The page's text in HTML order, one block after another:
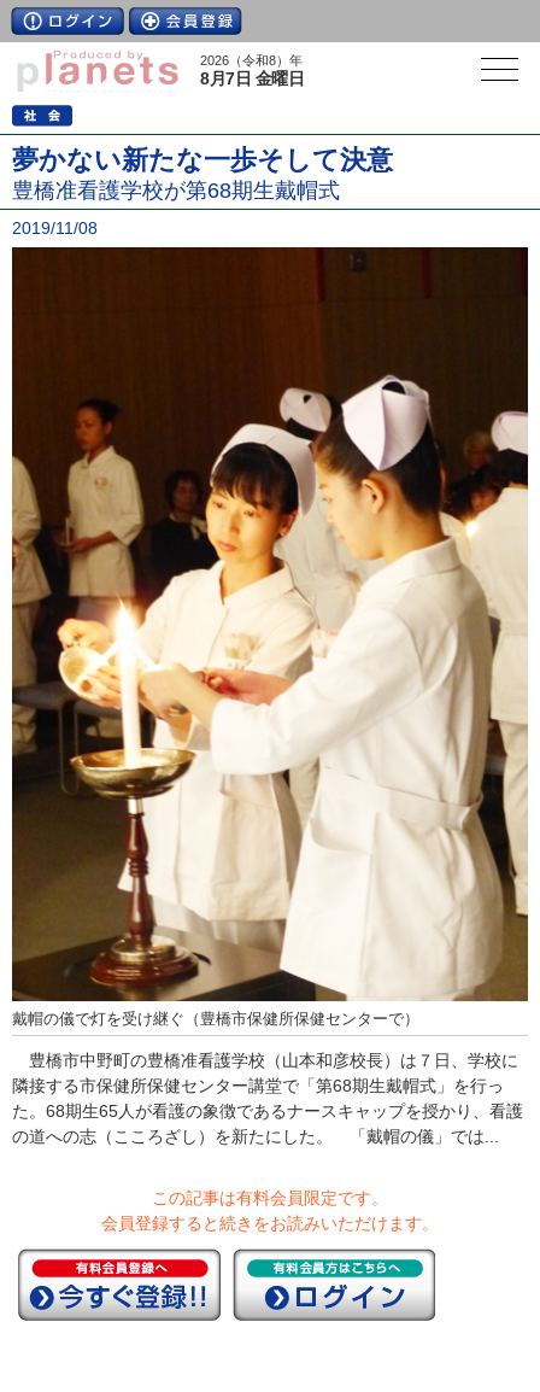
2026（令和8）年
8月7日 金曜日
夢かない新たな一歩そして決意
豊橋准看護学校が第68期生戴帽式
2019/11/08
戴帽の儀で灯を受け継ぐ（豊橋市保健所保健センターで）
豊橋市中野町の豊橋准看護学校（山本和彦校長）は７日、学校に
隣接する市保健所保健センター講堂で「第68期生戴帽式」を行っ
た。68期生65人が看護の象徴であるナースキャップを授かり、看護
の道への志（こころざし）を新たにした。 「戴帽の儀」では...
この記事は有料会員限定です。
会員登録すると続きをお読みいただけます。